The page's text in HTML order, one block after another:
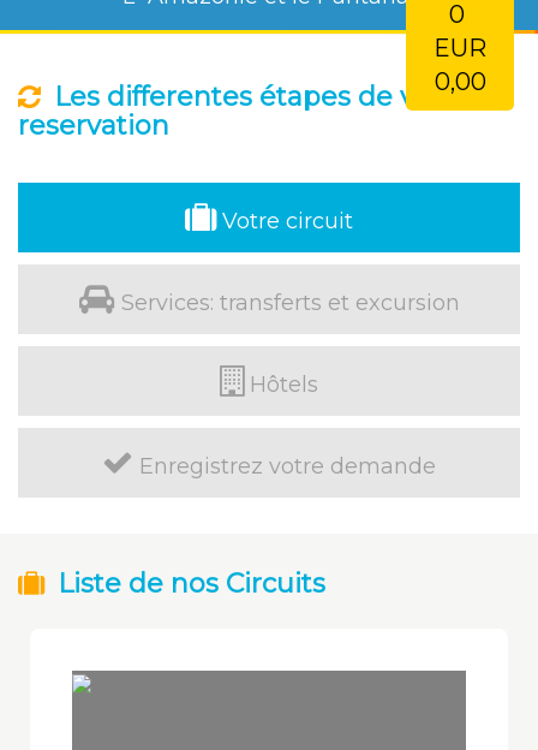
0
EUR
0,00
Les differentes étapes de votre
reservation
Votre circuit
Services: transferts et excursion
Hôtels
Enregistrez votre demande
Liste de nos Circuits